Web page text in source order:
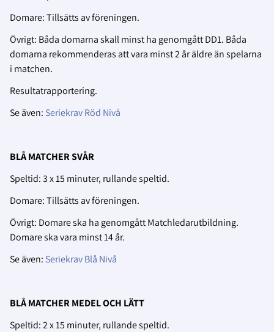
Domare: Tillsätts av föreningen.
Övrigt: Båda domarna skall minst ha genomgått DD1. Båda
domarna rekommenderas att vara minst 2 år äldre än spelarna
i matchen.
Resultatrapportering.
Se även: Seriekrav Röd Nivå
BLÅ MATCHER SVÅR
Speltid: 3 x 15 minuter, rullande speltid.
Domare: Tillsätts av föreningen.
Övrigt: Domare ska ha genomgått Matchledarutbildning.
Domare ska vara minst 14 år.
Se även: Seriekrav Blå Nivå
BLÅ MATCHER MEDEL OCH LÄTT
Speltid: 2 x 15 minuter, rullande speltid.